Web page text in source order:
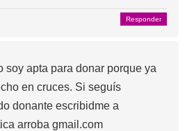
Responder
soy apta para donar porque ya
en cruces. Si seguís
donante escribidme a
arroba gmail.com